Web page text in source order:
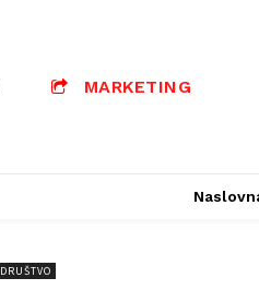
MARKETING
DRUŠTVO